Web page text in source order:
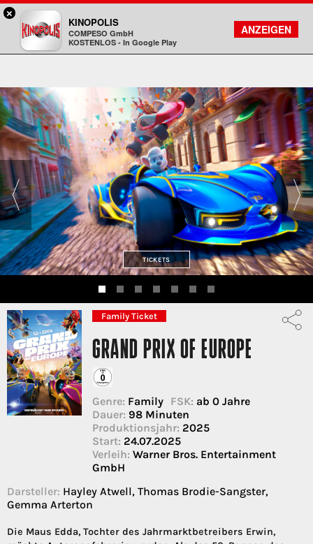
Kinopolis
FILMSUCHE
KONTO
TICKETS
Family Ticket
GRAND PRIX OF EUROPE
Genre: Family FSK: ab 0 Jahre
Dauer: 98 Minuten
Produktionsjahr: 2025
Start: 24.07.2025
Verleih: Warner Bros. Entertainment
GmbH
Darsteller: Hayley Atwell, Thomas Brodie-Sangster,
Gemma Arterton
Die Maus Edda, Tochter des Jahrmarktbetreibers Erwin,
×
KINOPOLIS
COMPESO GmbH
KOSTENLOS - In Google Play
ANZEIGEN